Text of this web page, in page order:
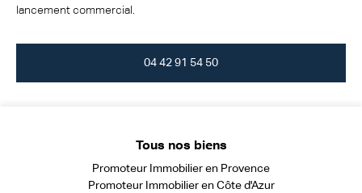
lancement commercial.
04 42 91 54 50
Tous nos biens
Promoteur Immobilier en Provence
Promoteur Immobilier en Côte d'Azur